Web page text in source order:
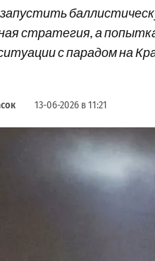
стратегия, а
с парадом на
13-06-2026 в 11:21